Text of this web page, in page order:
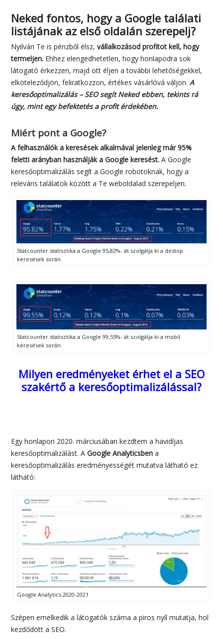
Neked fontos, hogy a Google találati
listájának az első oldalán szerepelj?
Nyilván Te is pénzből élsz, vállalkozásod profitot kell, hogy
termeljen. Ehhez elengedhetetlen, hogy honlapodra sok
látogató érkezzen, majd ott éljen a további lehetőségekkel,
elköteleződjön, feliratkozzon, értékes vásárlóvá váljon. A
keresőoptimalizálás – SEO segít Neked ebben, tekints rá
úgy, mint egy befektetés a profit érdekében.
Miért pont a Google?
A felhasználók a keresések alkalmával jelenleg már 95%
feletti arányban használják a Google keresést. A Google
keresőoptimalizálás segít a Google robotoknak, hogy a
releváns találatok között a Te weboldalad szerepeljen.
Statcounter statisztika a Google 95,82%- át szolgálja ki a destop
keresések során.
Statcounter statisztika a Google 99,55%- át szolgálja ki a mobil
keresések során.
Milyen eredményeket érhet el a SEO
szakértő a keresőoptimalizálással?
Egy honlapon 2020. márciusában kezdtem a havidíjas
keresőoptimalizálást. AGoogle Analyticsben a
keresőoptimalizálás eredményességét mutatva látható ez
látható:
Google Analytics 2020-2021
Szépen emelkedik a látogatók száma a piros nyíl mutatja, hol
kezdődött a SEO.